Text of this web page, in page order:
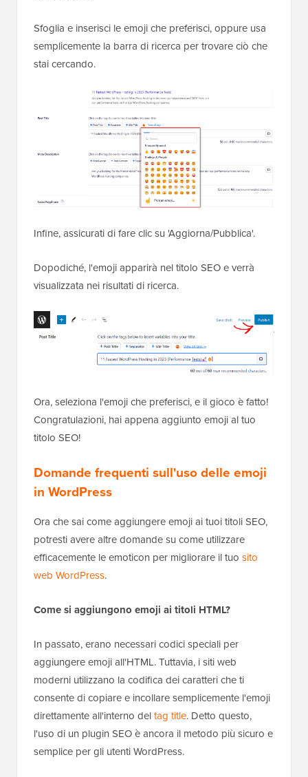
Sfoglia e inserisci le emoji che preferisci, oppure usa
semplicemente la barra di ricerca per trovare ciò che
stai cercando.
Infine, assicurati di fare clic su 'Aggiorna/Pubblica'.
Dopodiché, l'emoji apparirà nel titolo SEO e verrà
visualizzata nei risultati di ricerca.
Ora, seleziona l'emoji che preferisci, e il gioco è fatto!
Congratulazioni, hai appena aggiunto emoji al tuo
titolo SEO!
Domande frequenti sull'uso delle emoji
in WordPress
Ora che sai come aggiungere emoji ai tuoi titoli SEO,
potresti avere altre domande su come utilizzare
efficacemente le emoticon per migliorare il tuo sito
web WordPress.
Come si aggiungono emoji ai titoli HTML?
In passato, erano necessari codici speciali per
aggiungere emoji all'HTML. Tuttavia, i siti web
moderni utilizzano la codifica dei caratteri che ti
consente di copiare e incollare semplicemente l'emoji
direttamente all'interno deltag title. Detto questo,
l'uso di un plugin SEO è ancora il metodo più sicuro e
semplice per gli utenti WordPress.